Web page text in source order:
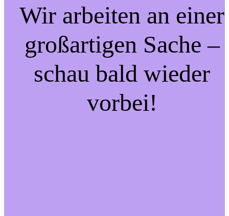
Wir arbeiten an einer
großartigen Sache –
schau bald wieder
vorbei!